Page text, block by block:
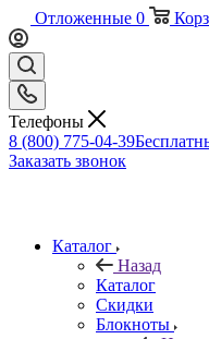
Отложенные 0
Телефоны
8 (800) 775-04-39
Заказать звонок
Каталог
Назад
Каталог
Скидки
Блокноты